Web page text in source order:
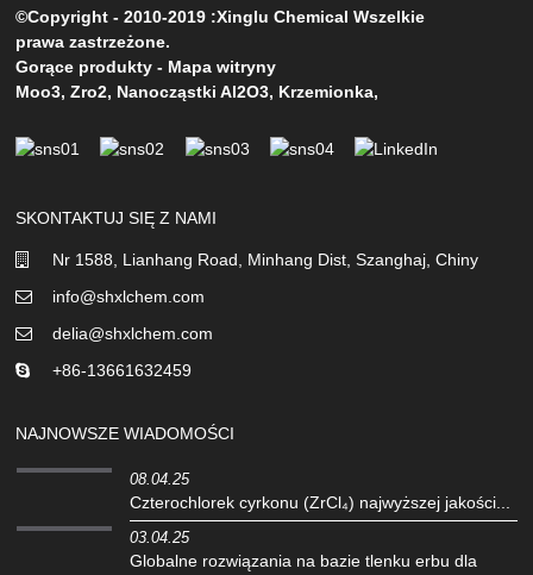
©Copyright - 2010-2019 :Xinglu Chemical Wszelkie
prawa zastrzeżone.
Gorące produkty - Mapa witryny
Moo3,Zro2, Nanocząstki Al2O3, Krzemionka,
SKONTAKTUJ SIĘ Z NAMI
Nr 1588, Lianhang Road, Minhang Dist, Szanghaj, Chiny
info@shxlchem.com
delia@shxlchem.com
+86-13661632459
NAJNOWSZE WIADOMOŚCI
08.04.25
Czterochlorek cyrkonu (ZrCl₄) najwyższej jakości...
03.04.25
Globalne rozwiązania na bazie tlenku erbu dla